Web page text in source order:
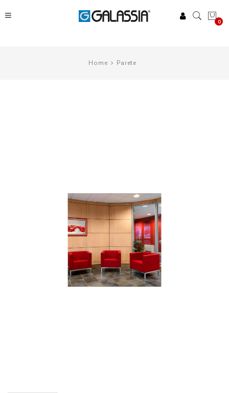
0
Home Parete